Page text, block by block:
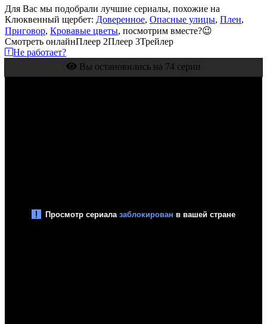
Для Вас мы подобрали лучшие сериалы, похожие на
Клюквенный щербет: Доверенное, Опасные улицы, Плен,
Приговор, Кровавые цветы, посмотрим вместе?😉
Смотреть онлайнПлеер 2Плеер 3Трейлер
Не работает?
Вы остановились на 74 серии